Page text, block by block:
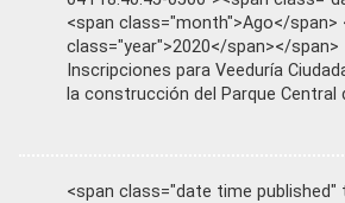
<span class="month">Ago</span>
class="year">2020</span></span>
Inscripciones para Veeduría
la construcción del Parque Central
<span class="date time published"